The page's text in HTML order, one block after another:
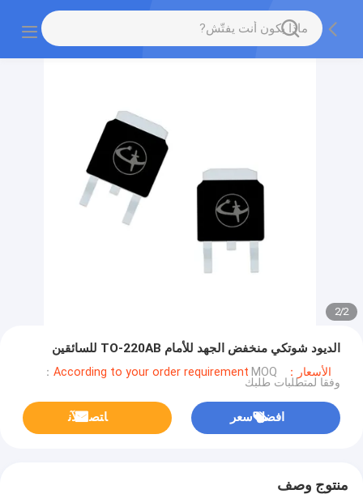
2
/
2
الديود شوتكي منخفض الجهد للأمام TO-220AB للسائقين
الأسعار：According to your order requirement MOQ：
وفقا لمتطلبات طلبك
افضل سعر ﺎﺘﺼﻟ ﺍﻶﻧ
منتوج وصف